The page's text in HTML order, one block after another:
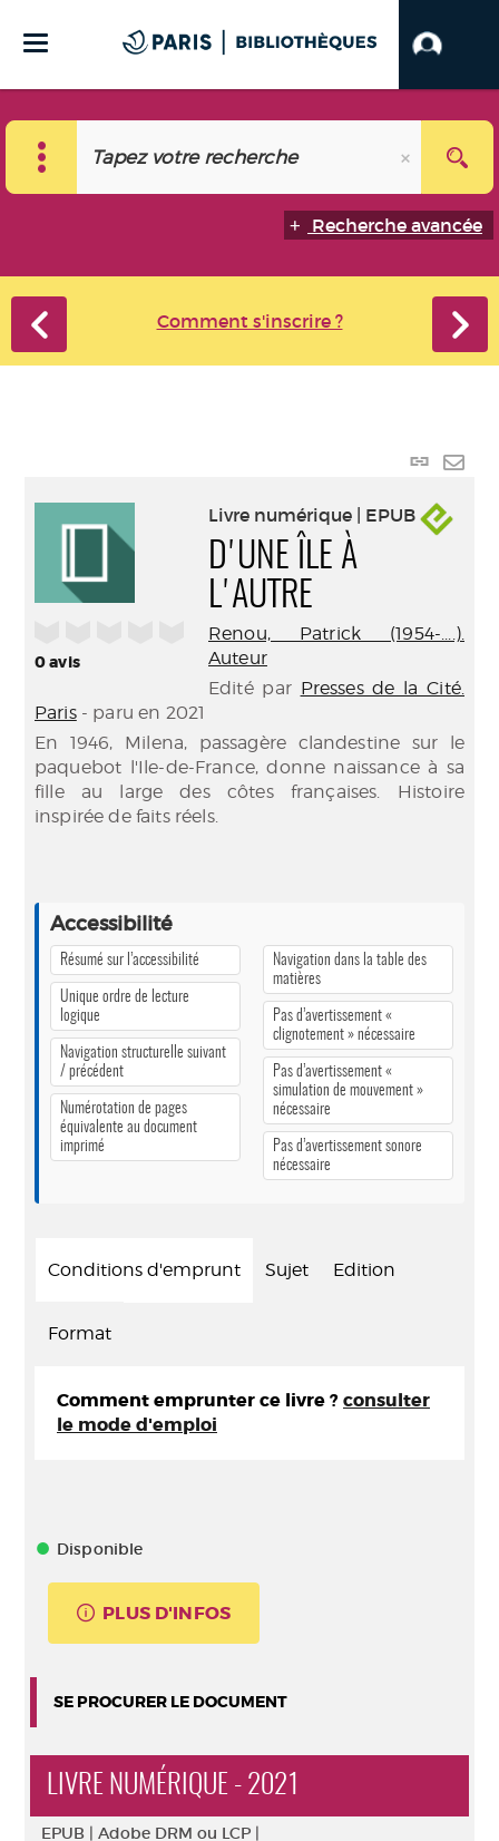
Recherche avancée
Comment s'inscrire ?
Lien
0avis
Livre numérique | EPUB
D'UNE ÎLE À
L'AUTRE
Renou, Patrick (1954-....).
Auteur
Edité par Presses de la Cité.
Paris- paru en 2021
En 1946, Milena, passagère clandestine sur le
paquebot l'Ile-de-France, donne naissance à sa
fille au large des côtes françaises. Histoire
inspirée de faits réels.
Accessibilité
Résumé sur l’accessibilité
Unique ordre de lecture
logique
Navigation structurelle suivant
/ précédent
Numérotation de pages
équivalente au document
imprimé
Navigation dans la table des
matières
Pas d’avertissement «
clignotement » nécessaire
Pas d’avertissement «
simulation de mouvement »
nécessaire
Pas d’avertissement sonore
nécessaire
Conditions d'emprunt Sujet Edition
Format
Comment emprunter ce livre ? consulter
le mode d'emploi
Disponible
PLUS D'INFOS
SE PROCURER LE DOCUMENT
LIVRE NUMÉRIQUE - 2021
EPUB | Adobe DRM ou LCP |